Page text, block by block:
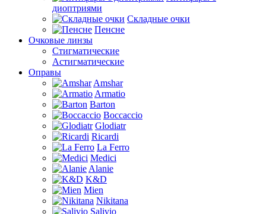
диоптриями
Складные очки
Пенсне
Очковые линзы
Стигматические
Астигматические
Оправы
Amshar
Armatio
Barton
Boccaccio
Glodiatr
Ricardi
La Ferro
Medici
Alanie
K&D
Mien
Nikitana
Salivio